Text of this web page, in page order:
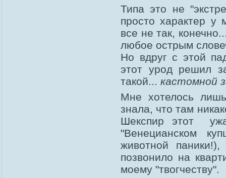
Типа это не
просто характер у
все не так,
любое острым
Но вдруг с этой
этот урод решил
такой... кастомной
Мне хотелось
знала, что там
Шекспир этот
"Венецианском
животной
позвонило на
моему "твогчеству".